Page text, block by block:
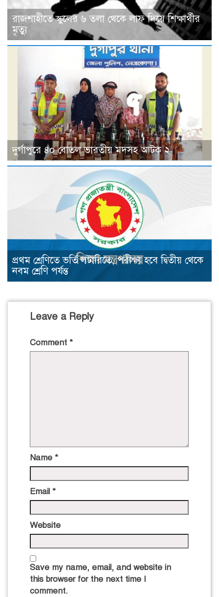
রাজশাহীতে স্কুলের ৬ তলা থেকে লাফ দিয়ে শিক্ষার্থীর
মৃত্যু
দুর্গাপুরে ৪০ বোতল ভারতীয় মদসহ আটক ২
প্রথম শ্রেণিতে ভর্তি লটারিতে, পরীক্ষা হবে দ্বিতীয় থেকে
নবম শ্রেণি পর্যন্ত
Leave a Reply
Comment *
Name *
Email *
Website
Save my name, email, and website in
this browser for the next time I
comment.